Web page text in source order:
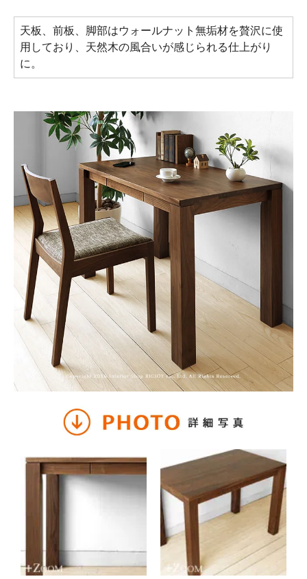
天板、前板、脚部はウォールナット無垢材を贅沢に使
用しており、天然木の風合いが感じられる仕上がり
に。